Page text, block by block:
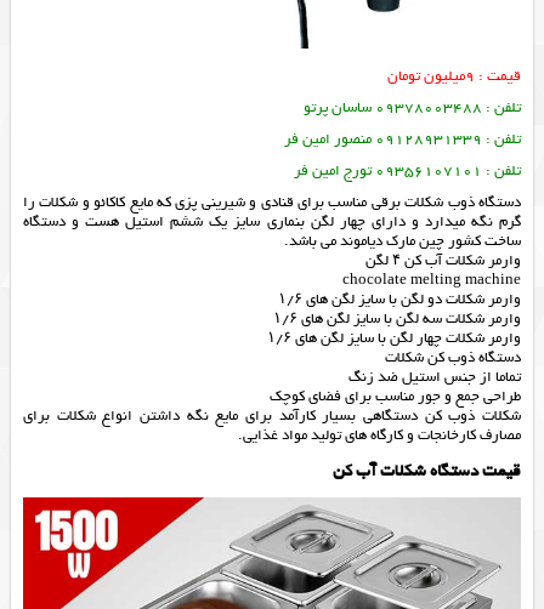
قیمت : 9میلیون تومان
تلفن : 09378003488 ساسان پرتو
تلفن : 09128931339 منصور امین فر
تلفن : 09356107101 تورج امین فر
دستگاه ذوب شکلات برقی مناسب برای قنادی و شیرینی پزی که مایع کاکائو و شکلات را
گرم نگه میدارد و دارای چهار لگن بنماری سایز یک ششم استیل هست و دستگاه
ساخت کشور چین مارک دیاموند می باشد.
وارمر شکلات آب کن ۴ لگن
chocolate melting machine
وارمر شکلات دو لگن با سایز لگن های ۱/۶
وارمر شکلات سه لگن با سایز لگن های ۱/۶
وارمر شکلات چهار لگن با سایز لگن های ۱/۶
دستگاه ذوب کن شکلات
تماما از جنس استیل ضد زنگ
طراحی جمع و جور مناسب برای فضای کوچک
شکلات ذوب کن دستگاهی بسیار کارآمد برای مایع نگه داشتن انواع شکلات برای
مصارف کارخانجات و کارگاه های تولید مواد غذایی.
قیمت دستگاه شکلات آب کن